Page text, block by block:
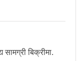
सामग्री बिक्रीमा.